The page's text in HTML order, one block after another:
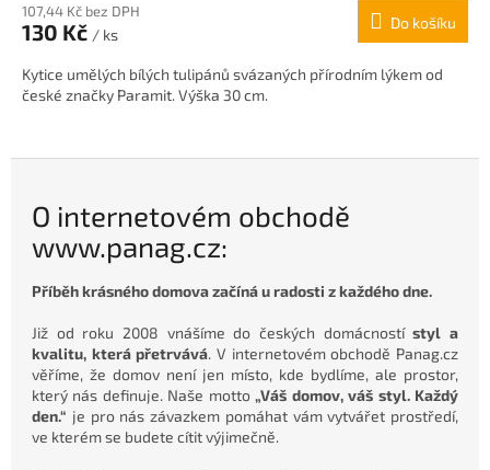
produktu
je
z
5
107,44 Kč bez DPH
130 Kč / ks
Do košíku
Kytice umělých bílých tulipánů svázaných přírodním lýkem od
české značky Paramit. Výška 30 cm.
O internetovém obchodě
www.panag.cz:
Příběh krásného domova začíná u radosti z každého dne.
Již od roku 2008 vnášíme do českých domácnostístyl a
kvalitu, která přetrvává. V internetovém obchodě Panag.cz
věříme, že domov není jen místo, kde bydlíme, ale prostor,
který nás definuje. Naše motto„Váš domov, váš styl. Každý
den.“ je pro nás závazkem pomáhat vám vytvářet prostředí,
ve kterém se budete cítit výjimečně.